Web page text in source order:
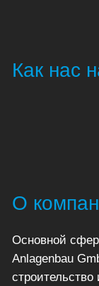
Как нас
О
Основной
Anlagenbau